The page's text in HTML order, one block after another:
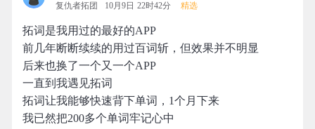
复仇者拓团 10月9日 22时42分 精选
拓词是我用过的最好的APP
前几年断断续续的用过百词斩，但效果并不明显
后来也换了一个又一个APP
一直到我遇见拓词
拓词让我能够快速背下单词，1个月下来
我已然把200多个单词牢记心中